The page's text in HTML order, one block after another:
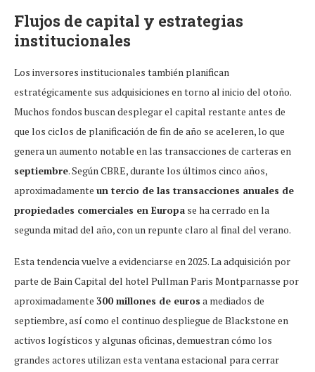
Flujos de capital y estrategias
institucionales
Los inversores institucionales también planifican
estratégicamente sus adquisiciones en torno al inicio del otoño.
Muchos fondos buscan desplegar el capital restante antes de
que los ciclos de planificación de fin de año se aceleren, lo que
genera un aumento notable en las transacciones de carteras en
septiembre. Según CBRE, durante los últimos cinco años,
aproximadamente un tercio de las transacciones anuales de
propiedades comerciales en Europa se ha cerrado en la
segunda mitad del año, con un repunte claro al final del verano.
Esta tendencia vuelve a evidenciarse en 2025. La adquisición por
parte de Bain Capital del hotel Pullman Paris Montparnasse por
aproximadamente 300 millones de euros a mediados de
septiembre, así como el continuo despliegue de Blackstone en
activos logísticos y algunas oficinas, demuestran cómo los
grandes actores utilizan esta ventana estacional para cerrar